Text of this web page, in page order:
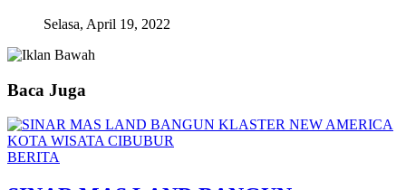
Selasa, April 19, 2022
Baca Juga
BERITA